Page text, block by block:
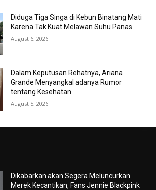
Diduga Tiga Singa di Kebun Binatang Mati
Karena Tak Kuat Melawan Suhu Panas
August 6, 2026
Dalam Keputusan Rehatnya, Ariana
Grande Menyangkal adanya Rumor
tentang Kesehatan
August 5, 2026
Dikabarkan akan Segera Meluncurkan
Merek Kecantikan, Fans Jennie Blackpink